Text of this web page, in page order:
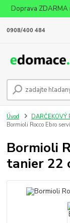
Doprava ZDARMA
0908/400 484
Úvod DARČEKOVÝ
Bormioli Rocco Ebro
Bormioli
tanier 22